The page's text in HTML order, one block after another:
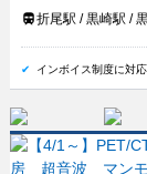
折尾駅 / 黒崎駅 /
インボイス制度に対応